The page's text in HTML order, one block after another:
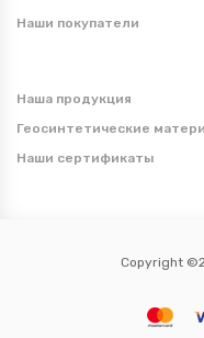
Наши покупатели
Наша продукция
Геосинтетические
Наши сертификаты
Copyright